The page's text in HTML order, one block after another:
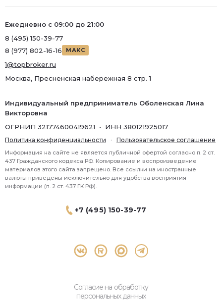
+7 (495) 150-39-77
Согласие на обработку
персональных данных
Ежедневно с 09:00 до 21:00
8 (495) 150-39-77
8 (977) 802-16-16
МАКС
1@topbroker.ru
Москва, Пресненская набережная 8 стр. 1
Индивидуальный предприниматель Оболенская Лина
Викторовна
ОГРНИП 321774600419621 • ИНН 380121925017
Политика конфиденциальности · Пользовательское соглашение
Информация на сайте не является публичной офертой согласно п. 2 ст.
437 Гражданского кодекса РФ. Копирование и воспроизведение
материалов этого сайта запрещено. Все ссылки на иностранные
валюты приведены исключительно для удобства восприятия
информации (п. 2 ст. 437 ГК РФ).